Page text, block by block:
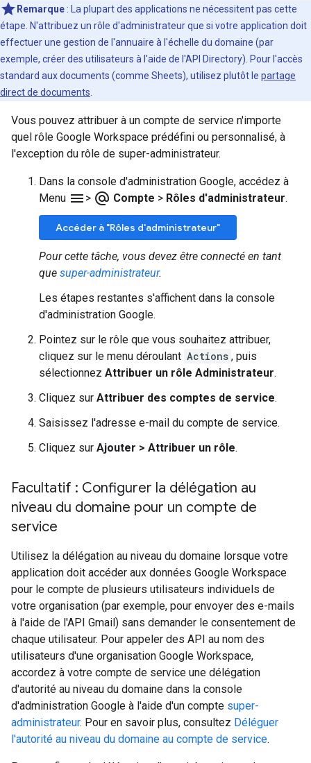
Remarque :
La plupart des applications ne nécessitent pas cette
étape. N'attribuez un rôle d'administrateur que si votre application doit
effectuer une gestion de l'annuaire à l'échelle du domaine (par
exemple, créer des utilisateurs à l'aide de l'API Directory). Pour l'accès
standard aux documents (comme Sheets), utilisez plutôt le partage
direct de documents
Vous pouvez attribuer à un compte de service n'importe
quel rôle Google Workspace prédéfini ou personnalisé, à
l'exception du rôle de super-administrateur.
Dans la console d'administration Google, accédez à
Menu menu > alternate_email Compte > Rôles d'administrateur.
Accéder à "Rôles d'administrateur"
Pour cette tâche, vous devez être connecté en tant
que super-administrateur.
Les étapes restantes s'affichent dans la console
d'administration Google.
Pointez sur le rôle que vous souhaitez attribuer,
cliquez sur le menu déroulant Actions , puis
sélectionnez Attribuer un rôle Administrateur.
Cliquez sur Attribuer des comptes de service.
Saisissez l'adresse e-mail du compte de service.
Cliquez sur Ajouter > Attribuer un rôle.
Facultatif : Configurer la délégation au
niveau du domaine pour un compte de
service
Utilisez la délégation au niveau du domaine lorsque votre
application doit accéder aux données Google Workspace
pour le compte de plusieurs utilisateurs individuels de
votre organisation (par exemple, pour envoyer des e-mails
à l'aide de l'API Gmail) sans demander le consentement de
chaque utilisateur. Pour appeler des API au nom des
utilisateurs d'une organisation Google Workspace,
accordez à votre compte de service une délégation
d'autorité au niveau du domaine dans la console
d'administration Google à l'aide d'un compte super-
administrateur. Pour en savoir plus, consultez Déléguer
l'autorité au niveau du domaine au compte de service.